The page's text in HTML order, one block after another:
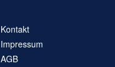
Kontakt
Impressum
AGB